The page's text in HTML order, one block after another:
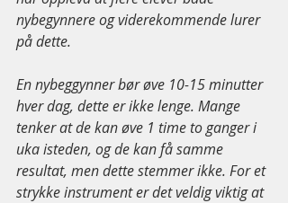
nybegynnere og viderekommende lurer
på dette.
En nybeggynner bør øve 10-15 minutter
hver dag, dette er ikke lenge. Mange
tenker at de kan øve 1 time to ganger i
uka isteden, og de kan få samme
resultat, men dette stemmer ikke. For et
strykke instrument er det veldig viktig at